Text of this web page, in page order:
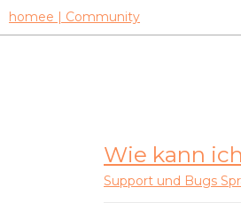
homee | Community
Wie kann
Support und Bugs